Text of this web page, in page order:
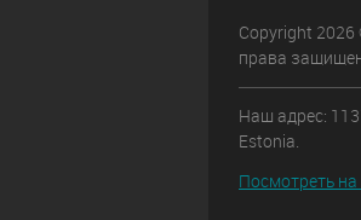
Copyright 2026
права
Наш адрес:
Estonia.
Посмотреть на